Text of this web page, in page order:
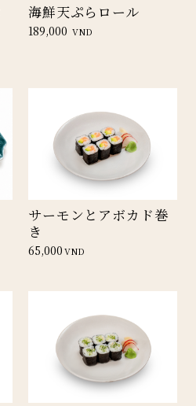
海鮮天ぷらロール
189,000 VND
サーモンとアボカド巻
き
65,000VND